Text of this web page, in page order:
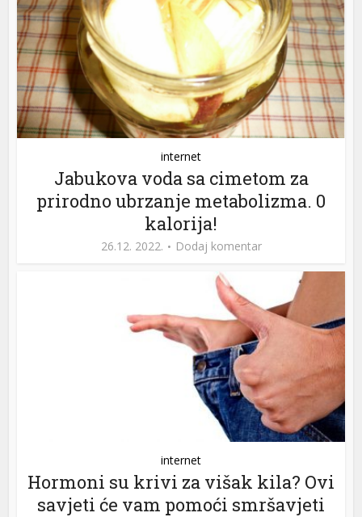
internet
Jabukova voda sa cimetom za
prirodno ubrzanje metabolizma. 0
kalorija!
26.12. 2022. Dodaj komentar
internet
Hormoni su krivi za višak kila? Ovi
savjeti će vam pomoći smršavjeti